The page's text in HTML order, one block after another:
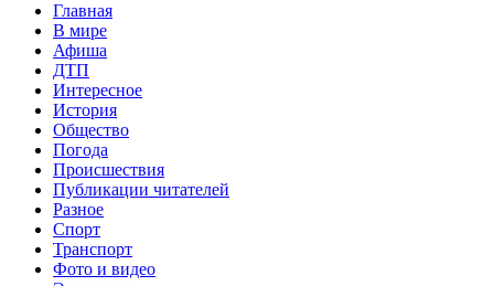
Главная
В мире
Афиша
ДТП
Интересное
История
Общество
Погода
Происшествия
Публикации читателей
Разное
Спорт
Транспорт
Фото и видео